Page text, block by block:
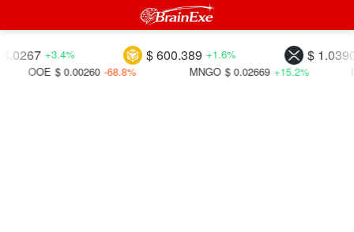
$ 1.03909
$ 600.389 +1.6%
+3.4%
$ 0.02669 +15.2%
$ 0.00260 -68.8%